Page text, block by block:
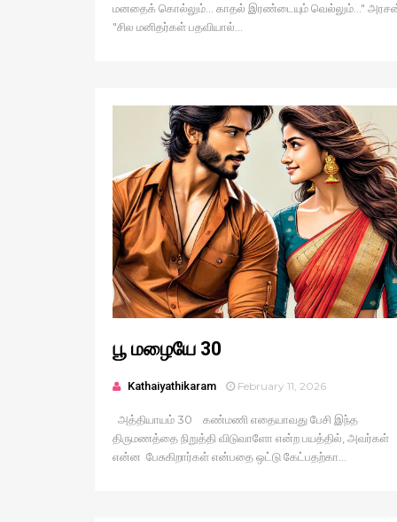
மனதைக் கொல்லும்... காதல் இரண்டையும் வெல்லும்..."
"சில மனிதர்கள் பதவியால்...
பூ மழையே 30
Kathaiyathikaram February 11, 2026
அத்தியாயம் 30 கண்மணி எதையாவது பேசி இந்த
திருமணத்தை நிறுத்தி விடுவாளோ என்ற பயத்தில், அவர்கள்
என்ன பேசுகிறார்கள் என்பதை ஒட்டு கேட்பதற்கா...